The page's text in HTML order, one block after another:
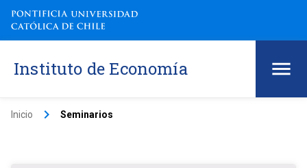
Instituto de Economía
Inicio keyboard_arrow_right Seminarios